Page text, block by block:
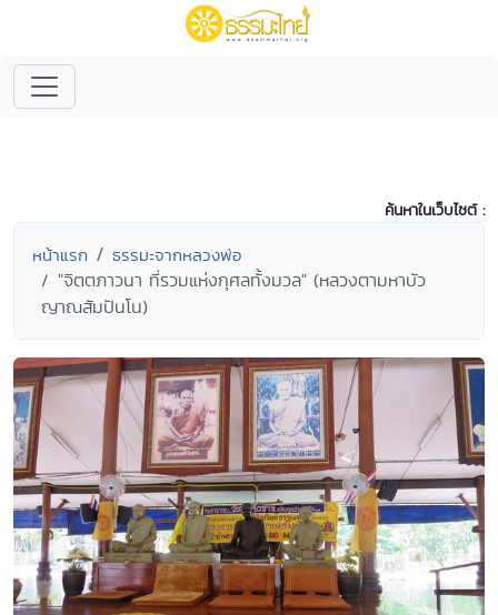
ค้นหาในเว็บไซต์ :
หน้าแรก ธรรมะจากหลวงพ่อ
"จิตตภาวนา ที่รวมแห่งกุศลทั้งมวล" (หลวงตามหาบัว
ญาณสัมปันโน)